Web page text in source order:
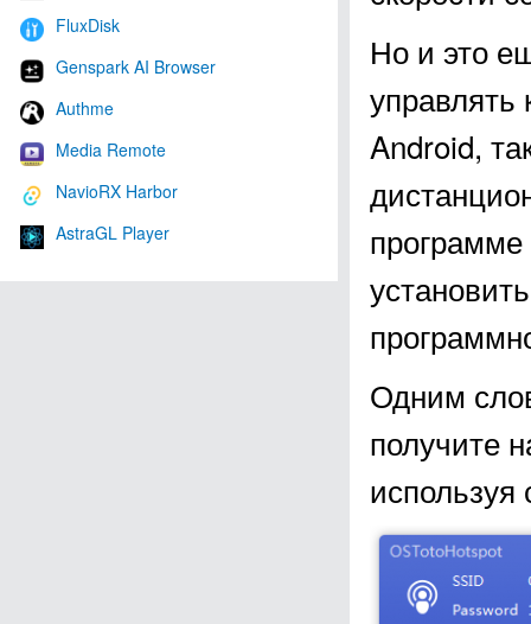
FluxDisk
Genspark AI Browser
Authme
Media Remote
NavioRX Harbor
AstraGL Player
Но и это
управлять
Android,
Одним
получите